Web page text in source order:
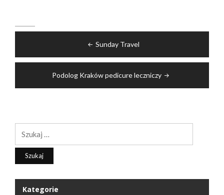
Sunday Travel
Podolog Kraków pedicure leczniczy
Kategorie